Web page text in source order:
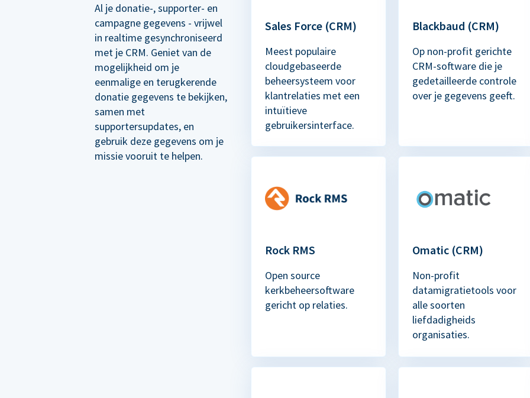
Al je donatie-, supporter- en
campagne gegevens - vrijwel
in realtime gesynchroniseerd
met je CRM. Geniet van de
mogelijkheid om je
eenmalige en terugkerende
donatie gegevens te bekijken,
samen met
supportersupdates, en
gebruik deze gegevens om je
missie vooruit te helpen.
Sales Force (CRM)
Meest populaire
cloudgebaseerde
beheersysteem voor
klantrelaties met een
intuïtieve
gebruikersinterface.
Blackbaud (CRM)
Op non-profit gerichte
CRM-software die je
gedetailleerde controle
over je gegevens geeft.
Rock RMS
Open source
kerkbeheersoftware
gericht op relaties.
Omatic (CRM)
Non-profit
datamigratietools voor
alle soorten
liefdadigheids
organisaties.